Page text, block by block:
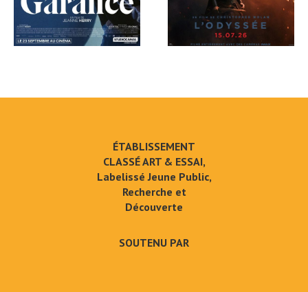
ÉTABLISSEMENT
CLASSÉ ART & ESSAI,
Labelissé Jeune Public,
Recherche et
Découverte
SOUTENU PAR